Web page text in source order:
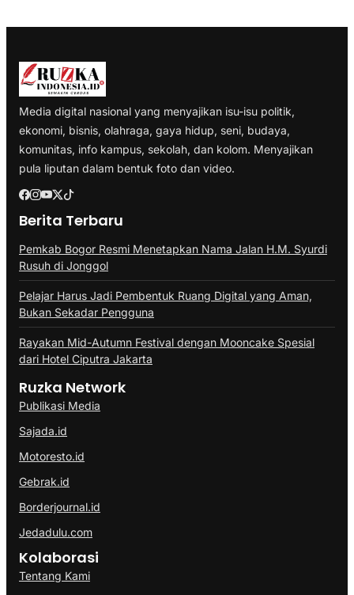
Media digital nasional yang menyajikan isu-isu politik,
ekonomi, bisnis, olahraga, gaya hidup, seni, budaya,
komunitas, info kampus, sekolah, dan kolom. Menyajikan
pula liputan dalam bentuk foto dan video.
Berita Terbaru
Pemkab Bogor Resmi Menetapkan Nama Jalan H.M. Syurdi
Rusuh di Jonggol
Pelajar Harus Jadi Pembentuk Ruang Digital yang Aman,
Bukan Sekadar Pengguna
Rayakan Mid-Autumn Festival dengan Mooncake Spesial
dari Hotel Ciputra Jakarta
Ruzka Network
Publikasi Media
Sajada.id
Motoresto.id
Gebrak.id
Borderjournal.id
Jedadulu.com
Kolaborasi
Tentang Kami